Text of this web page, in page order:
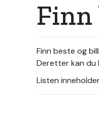
Finn
Finn beste og
Deretter kan du
Listen